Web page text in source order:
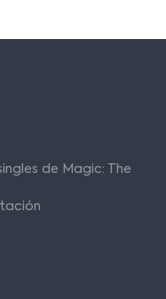
de Magic: The